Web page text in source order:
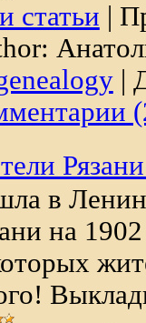
статьи
|
в
на